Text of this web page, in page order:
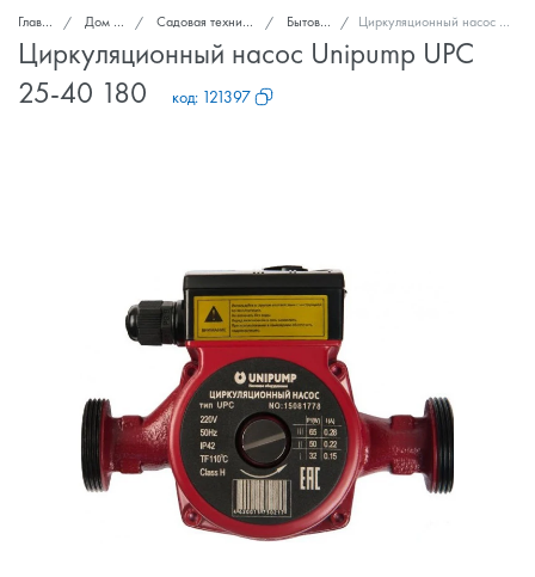
Главная Дом и сад Садовая техника и инструменты Бытовые насосы Циркуляционный насос Unipump UPC 25-40 180
Циркуляционный насос Unipump UPC
25-40 180
код: 121397